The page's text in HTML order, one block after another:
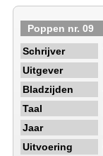
Poppen nr. 09
Schrijver
Uitgever
Bladzijden
Taal
Jaar
Uitvoering